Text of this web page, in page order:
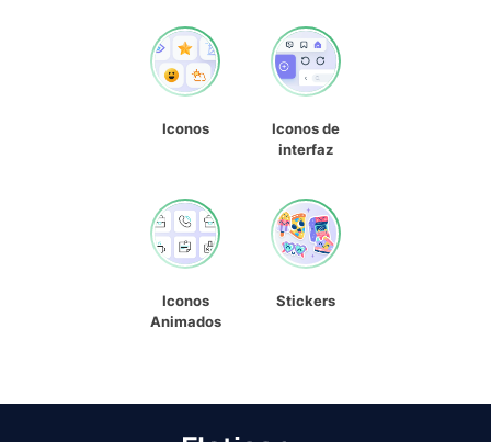
Iconos
Iconos de
interfaz
Iconos
Animados
Stickers